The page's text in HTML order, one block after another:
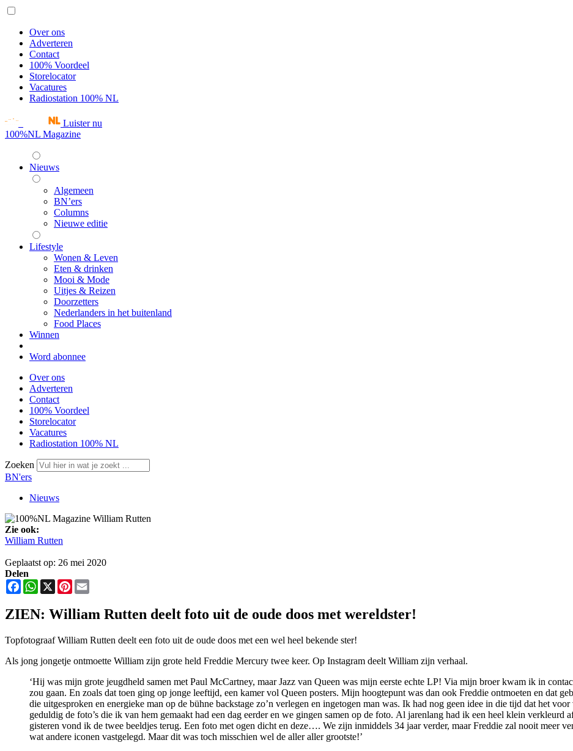
Over ons
Adverteren
Contact
100% Voordeel
Storelocator
Vacatures
Radiostation 100% NL
Luister nu
100%NL Magazine
Nieuws
Algemeen
BN’ers
Columns
Nieuwe editie
Lifestyle
Wonen & Leven
Eten & drinken
Mooi & Mode
Uitjes & Reizen
Doorzetters
Nederlanders in het buitenland
Food Places
Winnen
Word abonnee
Over ons
Adverteren
Contact
100% Voordeel
Storelocator
Vacatures
Radiostation 100% NL
Zoeken
BN'ers
Nieuws
Zie ook:
William Rutten
Geplaatst op: 26 mei 2020
Delen
FacebookWhatsApp
X Pinterest
ZIEN: William Rutten deelt foto uit de oude doos met wereldster!
Topfotograaf William Rutten deelt een foto uit de oude doos met een wel heel bekende ster!
Als jong jongetje ontmoette William zijn grote held Freddie Mercury twee keer. Op Instagram deelt William zijn verhaal.
‘Hij was mijn grote jeugdheld samen met Paul McCartney, maar Jazz van Queen was mijn eerste echte LP! Via mijn broer kwam ik in
zou gaan. En zoals dat toen ging op jonge leeftijd, een kamer vol Queen posters. Mijn hoogtepunt was dan ook Freddie ontmoeten en dat
die uitgesproken en energieke man op de bühne backstage zo’n verlegen en ingetogen man was. Ik had nog geen idee in die tijd dat het
geduldig de foto’s die ik van hem gemaakt had een dag eerder en we gingen samen op de foto. Al jarenlang had ik een heel klein verkleurd
gisteren vond ik de twee beeldjes terug. Een foto met ogen dicht en deze…. We zijn inmiddels 34 jaar verder, maar Freddie zal nooit meer
wat andere iconen vastgelegd. Maar dit was toch misschien wel de aller aller grootste!’